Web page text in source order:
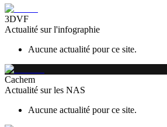
3DVF
Actualité sur l'infographie
Aucune actualité pour ce site.
Cachem
Actualité sur les NAS
Aucune actualité pour ce site.